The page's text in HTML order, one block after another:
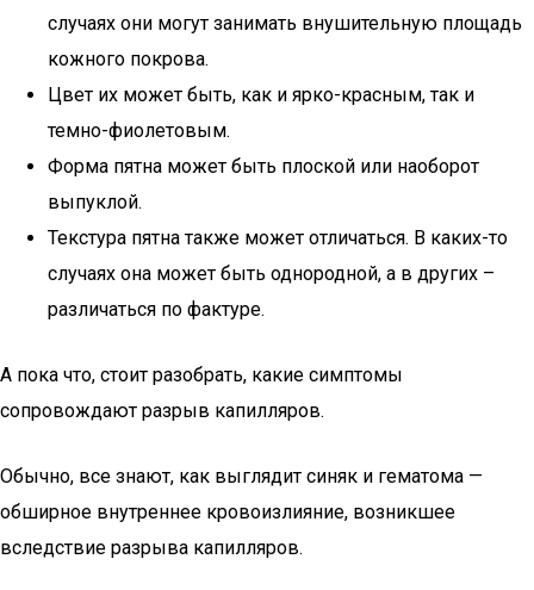
случаях они могут занимать внушительную площадь
кожного покрова.
Цвет их может быть, как и ярко-красным, так и
темно-фиолетовым.
Форма пятна может быть плоской или наоборот
выпуклой.
Текстура пятна также может отличаться. В каких-то
случаях она может быть однородной, а в других –
различаться по фактуре.
А пока что, стоит разобрать, какие симптомы
сопровождают разрыв капилляров.
Обычно, все знают, как выглядит синяк и гематома —
обширное внутреннее кровоизлияние, возникшее
вследствие разрыва капилляров.